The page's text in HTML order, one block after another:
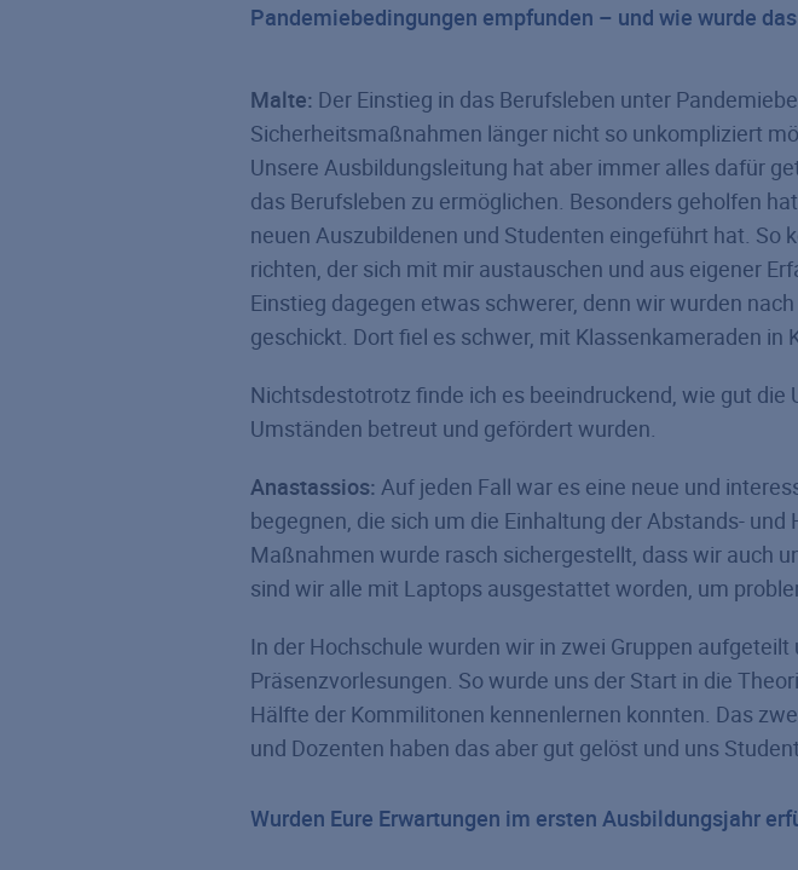
Pandemiebedingungen empfunden – und wie wurde
Malte: Der Einstieg in das Berufsleben unter
Sicherheitsmaßnahmen länger nicht so unkompliziert
Unsere Ausbildungsleitung hat aber immer alles dafür
das Berufsleben zu ermöglichen. Besonders geholfen
neuen Auszubildenen und Studenten eingeführt hat.
richten, der sich mit mir austauschen und aus eigener
Einstieg dagegen etwas schwerer, denn wir wurden
geschickt. Dort fiel es schwer, mit Klassenkameraden
Nichtsdestotrotz finde ich es beeindruckend, wie gut
Umständen betreut und gefördert wurden.
Anastassios: Auf jeden Fall war es eine neue und
begegnen, die sich um die Einhaltung der Abstands-
Maßnahmen wurde rasch sichergestellt, dass wir auch
sind wir alle mit Laptops ausgestattet worden, um
In der Hochschule wurden wir in zwei Gruppen
Präsenzvorlesungen. So wurde uns der Start in die
Hälfte der Kommilitonen kennenlernen konnten. Das
und Dozenten haben das aber gut gelöst und uns
Wurden Eure Erwartungen im ersten Ausbildungsjahr